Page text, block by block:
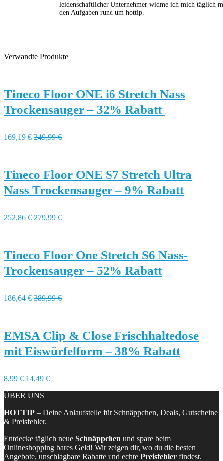
leidenschaftlicher Unternehmer widme ich mich täglich
den Aufgaben rund um hottip.
Verwandte Produkte
Tineco Floor ONE i6 Stretch Nass
Trockensauger – 32% Rabatt
169,19 € 249,99 €
Tineco Floor ONE S7 Stretch Ultra
Nass Trockensauger – 9% Rabatt
252,86 € 279,99 €
Tineco Floor One Stretch S6 Nass-
Trockensauger – 52% Rabatt
186,64 € 389,99 €
EMSA Clip & Close Frischhaltedose
mit Eiswürfelform – 38% Rabatt
8,99 € 14,49 €
ÜBER UNS
HOTTIP – Deine Anlaufstelle für Schnäppchen, Deals, Gutscheine
& Preisfehler.
Entdecke täglich neue Schnäppchen und spare beim
Onlineshopping bares Geld! Wir zeigen dir, wo du die besten
Angebote, unschlagbare Rabatte und echte Preisfehler findest.